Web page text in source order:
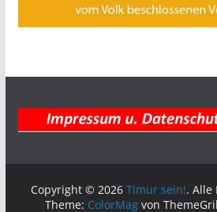
Copyright © 2026Timur sein!. Alle
Theme: ColorMagvon